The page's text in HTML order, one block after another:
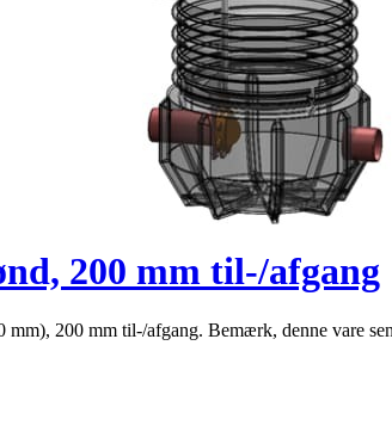
200 mm til-/afgang
200 mm til-/afgang. Bemærk, denne vare